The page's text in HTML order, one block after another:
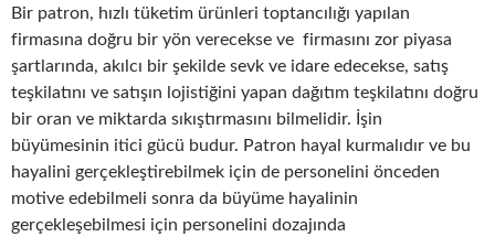
Bir patron, hızlı tüketim ürünleri toptancılığı yapılan
firmasına doğru bir yön verecekse ve firmasını zor piyasa
şartlarında, akılcı bir şekilde sevk ve idare edecekse, satış
teşkilatını ve satışın lojistiğini yapan dağıtım teşkilatını doğru
bir oran ve miktarda sıkıştırmasını bilmelidir. İşin
büyümesinin itici gücü budur. Patron hayal kurmalıdır ve bu
hayalini gerçekleştirebilmek için de personelini önceden
motive edebilmeli sonra da büyüme hayalinin
gerçekleşebilmesi için personelini dozajında